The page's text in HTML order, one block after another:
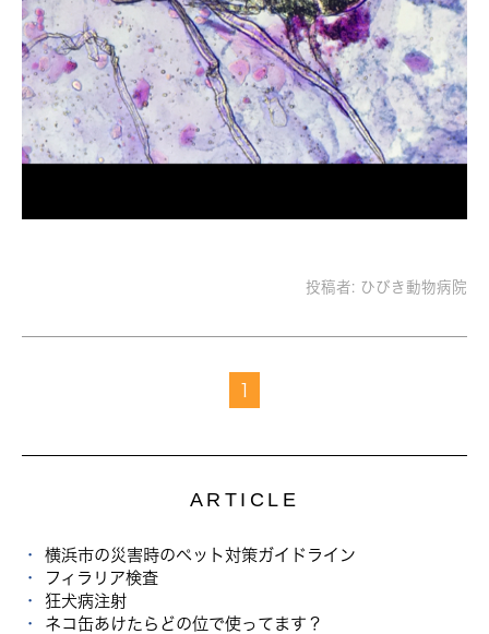
投稿者: ひびき動物病院
1
ARTICLE
横浜市の災害時のペット対策ガイドライン
フィラリア検査
狂犬病注射
ネコ缶あけたらどの位で使ってます？